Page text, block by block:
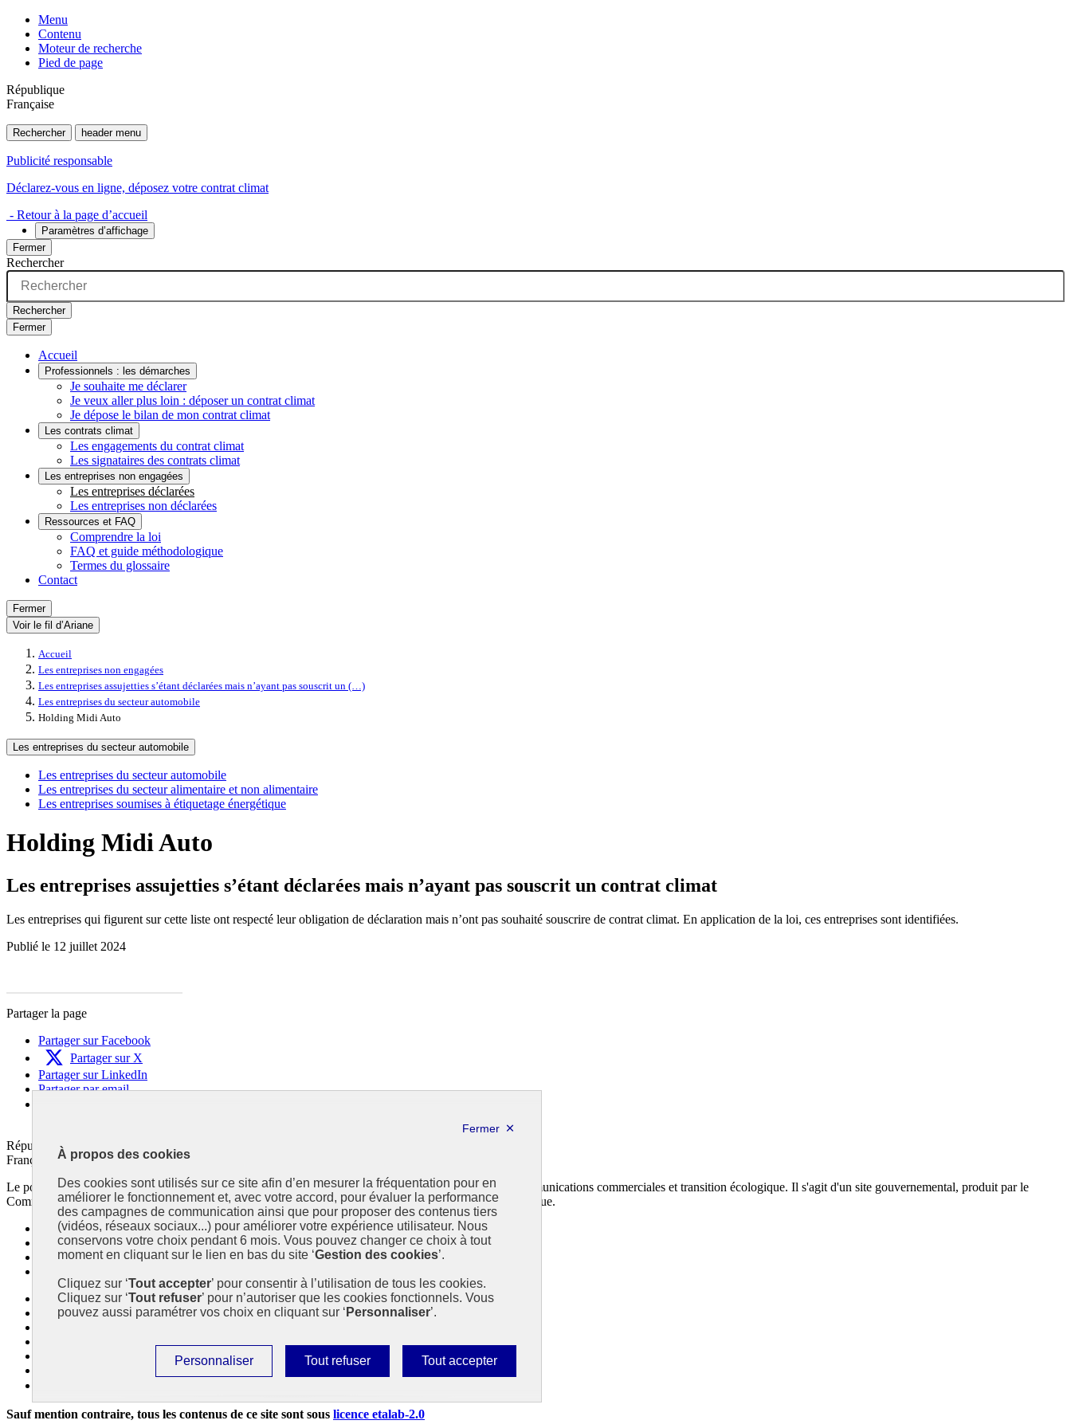
Menu
Contenu
Moteur de recherche
Pied de page
République
Française
Rechercher header menu
Publicité responsable
Déclarez-vous en ligne, déposez votre contrat climat
- Retour à la page d’accueil
Paramètres d’affichage
Fermer
Rechercher
Rechercher
Fermer
Accueil
Professionnels : les démarches
Je souhaite me déclarer
Je veux aller plus loin : déposer un contrat climat
Je dépose le bilan de mon contrat climat
Les contrats climat
Les engagements du contrat climat
Les signataires des contrats climat
Les entreprises non engagées
Les entreprises déclarées
Les entreprises non déclarées
Ressources et FAQ
Comprendre la loi
FAQ et guide méthodologique
Termes du glossaire
Contact
Fermer
Voir le fil d’Ariane
Accueil
Les entreprises non engagées
Les entreprises assujetties s’étant déclarées mais n’ayant pas souscrit un (…)
Les entreprises du secteur automobile
Holding Midi Auto
Les entreprises du secteur automobile
Les entreprises du secteur automobile
Les entreprises du secteur alimentaire et non alimentaire
Les entreprises soumises à étiquetage énergétique
Holding Midi Auto
Les entreprises assujetties s’étant déclarées mais n’ayant pas souscrit un contrat climat
Les entreprises qui figurent sur cette liste ont respecté leur obligation de déclaration mais n’ont pas souhaité souscrire de contrat climat. En application de la loi, ces entreprises sont identifiées.
Publié le 12 juillet 2024
Partager la page
Partager sur Facebook
Partager sur X
Partager sur LinkedIn
Partager par email
République
Française
Le portail est conçu pour être le point d'accès national à la déclaration et au dépôt des contrats climat communications commerciales et transition écologique. Il s'agit d'un site gouvernemental, produit par le
Commissariat général au développement durable (CGDD), direction du ministère de la Transition écologique.
info.gouv.fr- ouvre une nouvelle fenêtre
service-public.fr - ouvre une nouvelle fenêtre
legifrance.gouv.fr/- ouvre une nouvelle fenêtre
Plan du site
Accessibilité : partiellement conforme
Sauf mention contraire, tous les contenus de ce site sont sous licence etalab-2.0
À propos des cookies
Des cookies sont utilisés sur ce site afin d’en mesurer la fréquentation pour en
améliorer le fonctionnement et, avec votre accord, pour évaluer la performance
des campagnes de communication ainsi que pour proposer des contenus tiers
(vidéos, réseaux sociaux...) pour améliorer votre expérience utilisateur. Nous
conservons votre choix pendant 6 mois. Vous pouvez changer ce choix à tout
moment en cliquant sur le lien en bas du site ‘Gestion des cookies’.
Cliquez sur ‘Tout accepter’ pour consentir à l’utilisation de tous les cookies.
Cliquez sur ‘Tout refuser’ pour n’autoriser que les cookies fonctionnels. Vous
pouvez aussi paramétrer vos choix en cliquant sur ‘ Personnaliser’.
Tout accepter
Autoriser
tous
cookies
Tout refuser
Interdire
tous
cookies
Personnaliser
Paramétrer
les